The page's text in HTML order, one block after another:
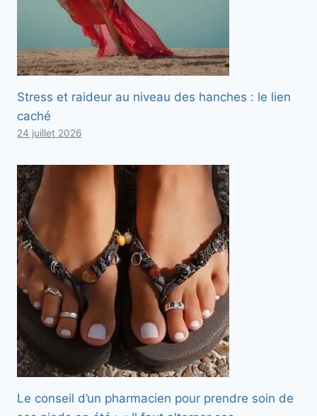
Stress et raideur au niveau des hanches : le lien
caché
24 juillet 2026
Le conseil d’un pharmacien pour prendre soin de